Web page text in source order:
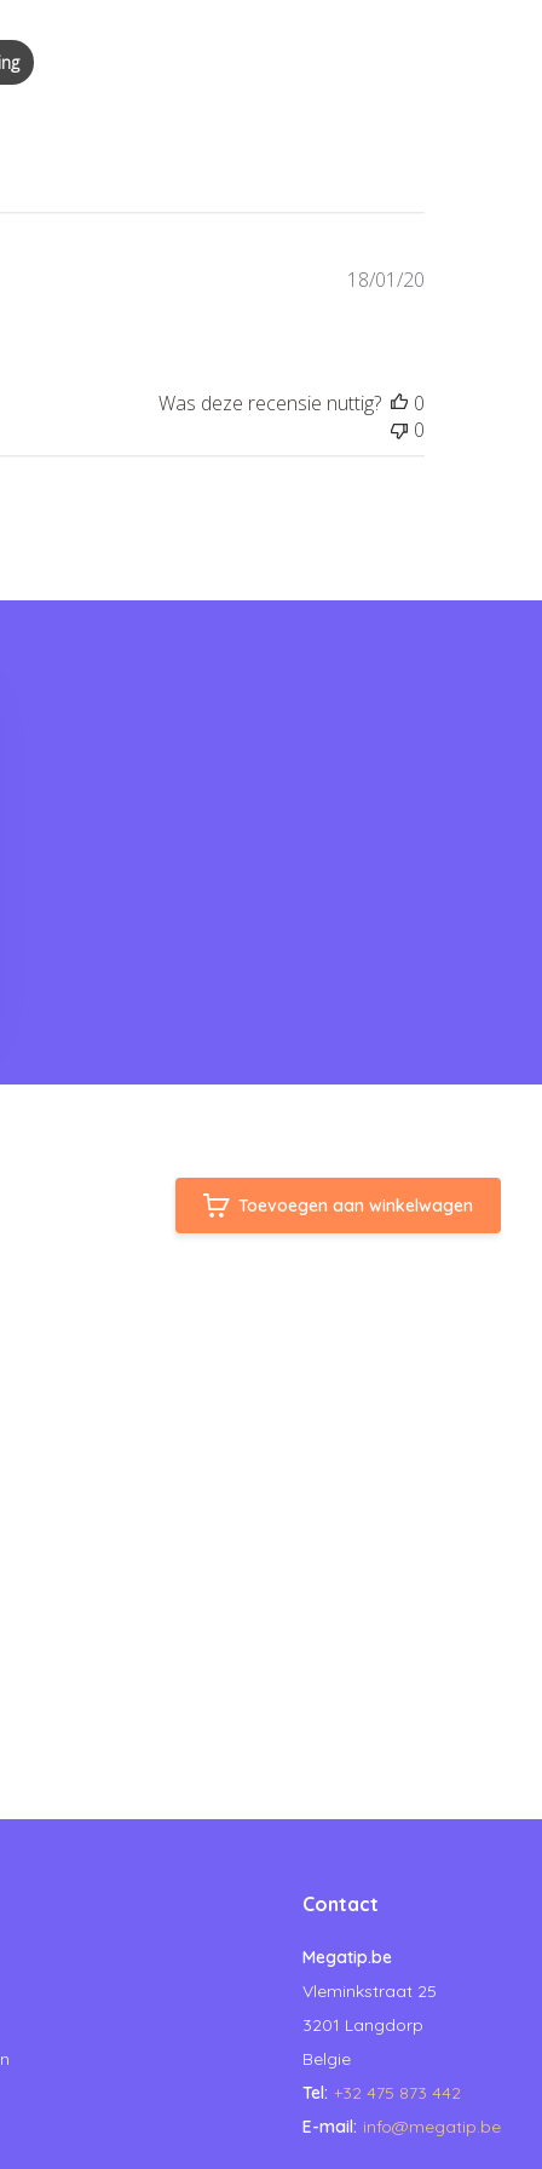
18/01/20
Was deze recensie nuttig?
0
0
Toevoegen aan winkelwagen
Contact
Megatip.be
Vleminkstraat 25
3201 Langdorp
Belgie
Tel: +32 475 873 442
E-mail: info@megatip.be